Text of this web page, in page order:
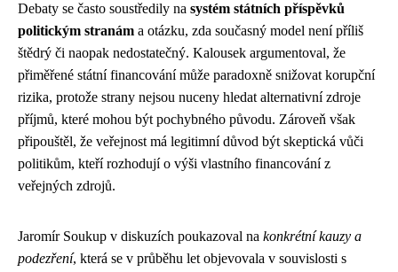
Debaty se často soustředily na systém státních příspěvků
politickým stranám a otázku, zda současný model není příliš
štědrý či naopak nedostatečný. Kalousek argumentoval, že
přiměřené státní financování může paradoxně snižovat korupční
rizika, protože strany nejsou nuceny hledat alternativní zdroje
příjmů, které mohou být pochybného původu. Zároveň však
připouštěl, že veřejnost má legitimní důvod být skeptická vůči
politikům, kteří rozhodují o výši vlastního financování z
veřejných zdrojů.
Jaromír Soukup v diskuzích poukazoval na konkrétní kauzy a
podezření, která se v průběhu let objevovala v souvislosti s